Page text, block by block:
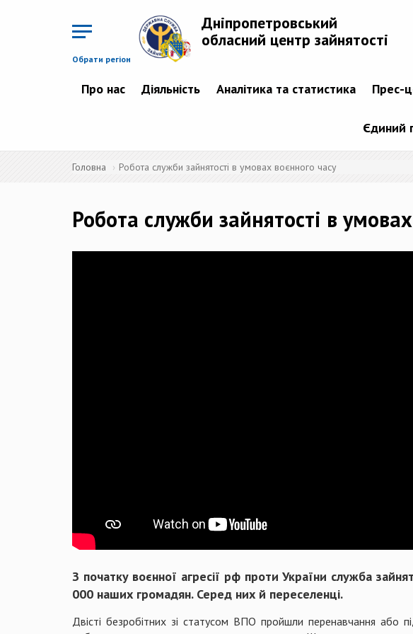
Обрати регіон
Дніпропетровський
обласний центр зайнятості
Про нас Діяльність Аналітика та статистика Прес-
Єдиний
Головна Робота служби зайнятості в умовах воєнного часу
Робота служби зайнятості в
З початку воєнної агресії рф проти України служба
000 наших громадян. Серед них й переселенці.
Двісті безробітних зі статусом ВПО пройшли перенавчання або